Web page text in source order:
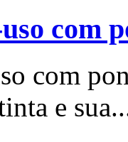
com
com
e